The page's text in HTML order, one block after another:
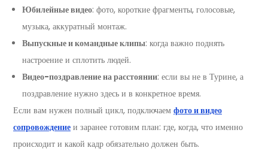
Юбилейные видео: фото, короткие фрагменты, голосовые,
музыка, аккуратный монтаж.
Выпускные и командные клипы: когда важно поднять
настроение и сплотить людей.
Видео-поздравление на расстоянии: если вы не в Турине, а
поздравление нужно здесь и в конкретное время.
Если вам нужен полный цикл, подключаем фото и видео
сопровождение и заранее готовим план: где, когда, что именно
происходит и какой кадр обязательно должен быть.